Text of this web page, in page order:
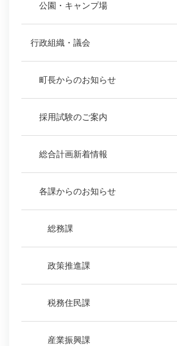
公園・キャンプ場
行政組織・議会
町長からのお知らせ
採用試験のご案内
総合計画新着情報
各課からのお知らせ
総務課
政策推進課
税務住民課
産業振興課